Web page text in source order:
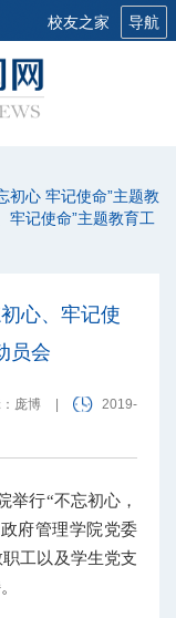
校友之家 导航
初心 牢记使命”主题教
牢记使命”主题教育工
心、牢记使
员会
庞博
2019-
举行“不忘初心，
府管理学院党委
工以及学生党支